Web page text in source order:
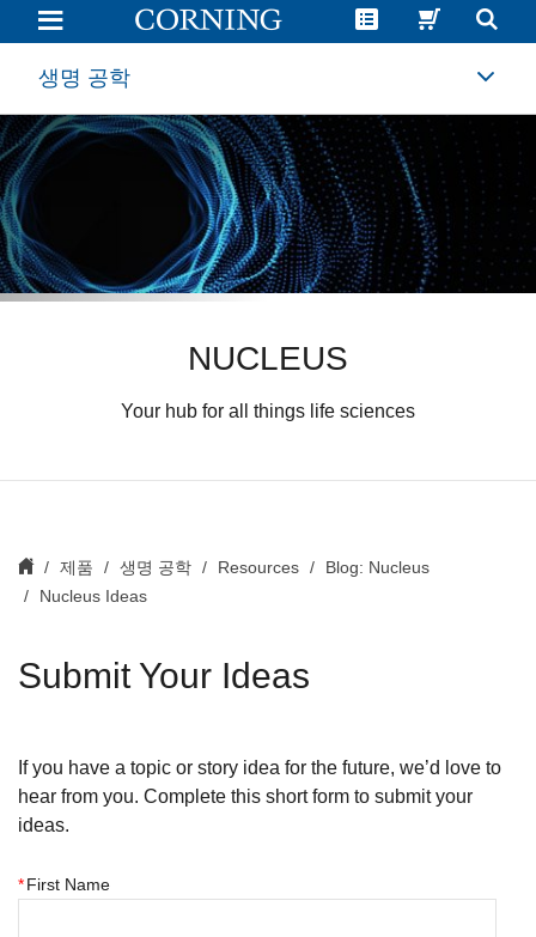
Nucleus
Story
or
Topic
Ideas
Life
Sciences
and
Cell
Culture
Blog
생명 공학
NUCLEUS
Your hub for all things life sciences
제품 생명 공학 Resources
Blog: Nucleus
Nucleus Ideas
Submit Your Ideas
If you have a topic or story idea for the future, we’d love to
hear from you. Complete this short form to submit your
ideas.
*First Name